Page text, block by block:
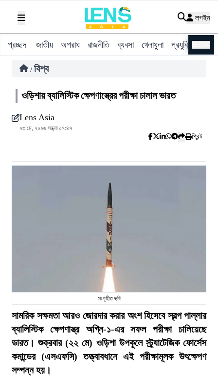
লগইন
প্রচ্ছদ জাতীয় অপরাধ রাজনীতি ব্যবসা খেলাধুলা প্রযুক্তি
/ বিশ্ব
ওড়িশায় ব্যালিস্টিক ক্ষেপণাস্ত্রের পরীক্ষা চালাল ভারত
Lens Asia
২৩ মে, ২০২৬ সন্ধ্যা ০৭:৪৭
প্রিন্ট
সংগৃহীত ছবি
সামরিক সক্ষমতা আরও জোরদার করার অংশ হিসেবে স্বল্প পাল্লার
ব্যালিস্টিক ক্ষেপণাস্ত্র অগ্নি-১-এর সফল পরীক্ষা চালিয়েছে
ভারত। শুক্রবার (২২ মে) ওড়িশা উপকূলে স্ট্র্যাটেজিক ফোর্সেস
কমান্ডের (এসএফসি) তত্ত্বাবধানে এই পরীক্ষামূলক উৎক্ষেপণ
সম্পন্ন হয়।